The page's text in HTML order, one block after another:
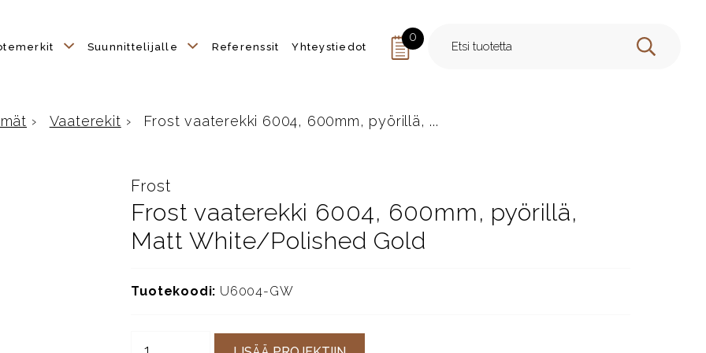
Suunnittelijalle Referenssit Yhteystiedot
0
HAE
› Vaaterekit › Frost vaaterekki 6004, 600mm, pyörillä, ...
Frost
Frost vaaterekki 6004, 600mm, pyörillä,
Matt White/Polished Gold
Tuotekoodi: U6004-GW